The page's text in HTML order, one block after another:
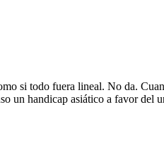
si todo fuera lineal. No da.
un handicap asiático a favor del